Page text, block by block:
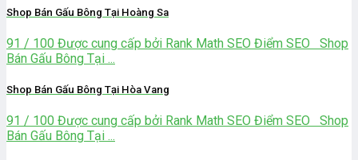
Shop Bán Gấu Bông Tại Hoàng Sa
91 / 100 Được cung cấp bởi Rank Math SEO Điểm SEO Shop
Bán Gấu Bông Tại ...
Shop Bán Gấu Bông Tại Hòa Vang
91 / 100 Được cung cấp bởi Rank Math SEO Điểm SEO Shop
Bán Gấu Bông Tại ...